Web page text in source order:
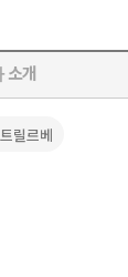
대한 꿈 이야
소개
릴르베